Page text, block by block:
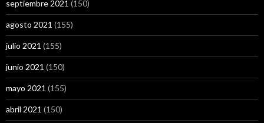
septiembre 2021 (150)
agosto 2021 (155)
julio 2021 (155)
junio 2021 (150)
mayo 2021 (155)
abril 2021 (150)